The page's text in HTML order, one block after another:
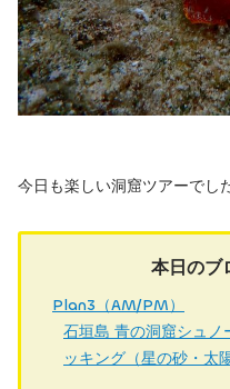
今日も楽しい洞窟ツアーでし
本日のブ
Plan3（AM/PM）
石垣島 青の洞窟シュ
ッキング（星の砂・太